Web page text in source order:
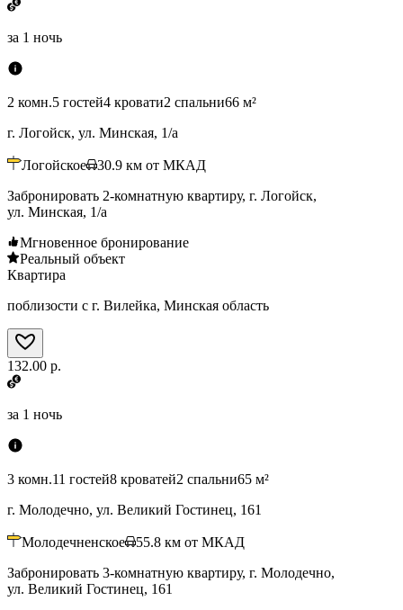
за 1 ночь
2 комн.5 гостей4 кровати2 спальни66 м²
г. Логойск, ул. Минская, 1/а
Логойское 30.9 км от МКАД
Забронировать 2-комнатную квартиру, г. Логойск,
ул. Минская, 1/а
Мгновенное бронирование
Реальный объект
Квартира
поблизости с г. Вилейка, Минская область
132.00 р.
за 1 ночь
3 комн.11 гостей8 кроватей2 спальни65 м²
г. Молодечно, ул. Великий Гостинец, 161
Молодечненское 55.8 км от МКАД
Забронировать 3-комнатную квартиру, г. Молодечно,
ул. Великий Гостинец, 161